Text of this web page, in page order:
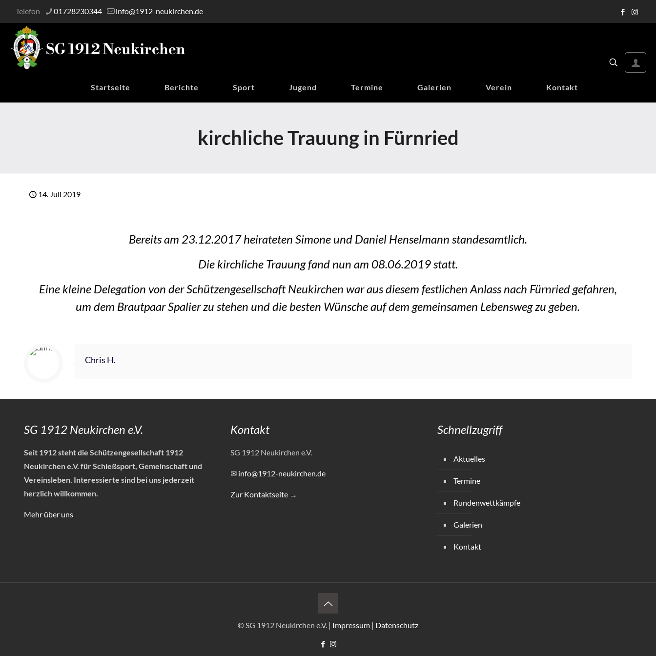
Telefon 01728230344 info@1912-neukirchen.de
Startseite Berichte Sport Jugend Termine Galerien Verein Kontakt
kirchliche Trauung in Fürnried
14. Juli 2019
Bereits am 23.12.2017 heirateten Simone und Daniel Henselmann standesamtlich.
Die kirchliche Trauung fand nun am 08.06.2019 statt.
Eine kleine Delegation von der Schützengesellschaft Neukirchen war aus diesem festlichen Anlass nach Fürnried gefahren,
um dem Brautpaar Spalier zu stehen und die besten Wünsche auf dem gemeinsamen Lebensweg zu geben.
Chris H.
SG 1912 Neukirchen e.V.
Seit 1912 steht die Schützengesellschaft 1912
Neukirchen e.V. für Schießsport, Gemeinschaft und
Vereinsleben. Interessierte sind bei uns jederzeit
herzlich willkommen.
Mehr über uns
Kontakt
SG 1912 Neukirchen e.V.
✉ info@1912-neukirchen.de
Zur Kontaktseite →
Schnellzugriff
Aktuelles
Termine
Rundenwettkämpfe
Galerien
Kontakt
© SG 1912 Neukirchen e.V. | Impressum | Datenschutz